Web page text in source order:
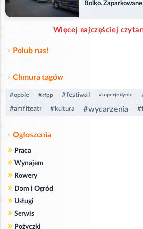
Bolko.
Więcej najczęściej
Polub nas!
Chmura tagów
#opole #kfpp #festiwal #superjedynki
#amfiteatr #kultura #wydarzenia
Ogłoszenia
» Praca
» Wynajem
» Rowery
» Dom i Ogród
» Usługi
» Serwis
» Pożyczki